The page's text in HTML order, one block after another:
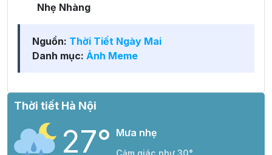
Nhẹ Nhàng
Nguồn: Thời Tiết Ngày Mai
Danh mục: Ảnh Meme
Thời tiết Hà Nội
27° Mưa nhẹ